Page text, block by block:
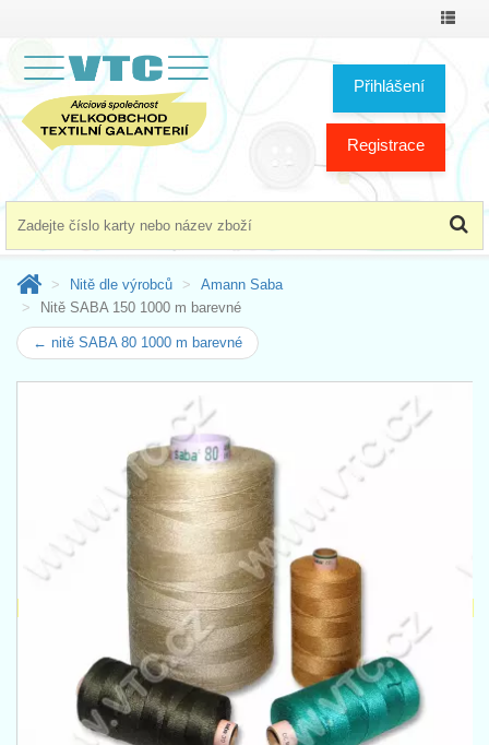
Přihlášení
Registrace
Nitě dle výrobců
Amann Saba
Nitě SABA 150 1000 m barevné
← nitě SABA 80 1000 m barevné